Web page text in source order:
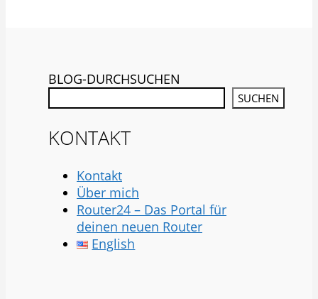
BLOG-DURCHSUCHEN
SUCHEN
KONTAKT
Kontakt
Über mich
Router24 – Das Portal für
deinen neuen Router
English